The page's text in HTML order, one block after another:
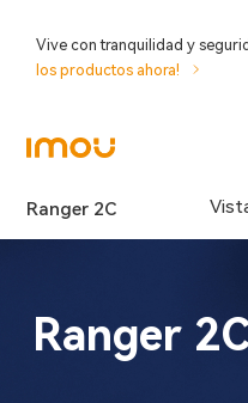
Vive con tranquilidad y
los productos ahora!
Ranger 2C
Ranger